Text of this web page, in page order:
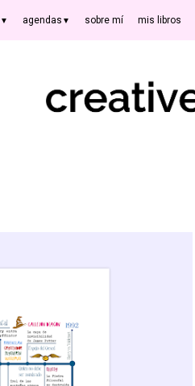
▼ agendas ▼ sobre mí mis libros